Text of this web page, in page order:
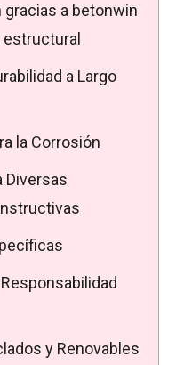
a betonwin
a Largo
la Corrosión
Diversas
y Renovables